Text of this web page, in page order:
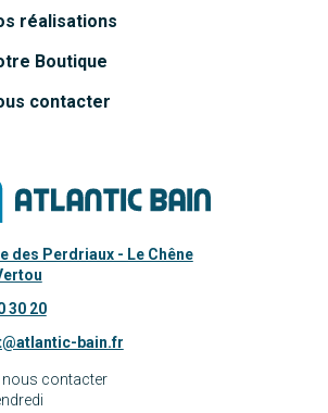
réalisations
Boutique
contacter
des Perdriaux - Le Chêne
30 20
bain.fr
contacter